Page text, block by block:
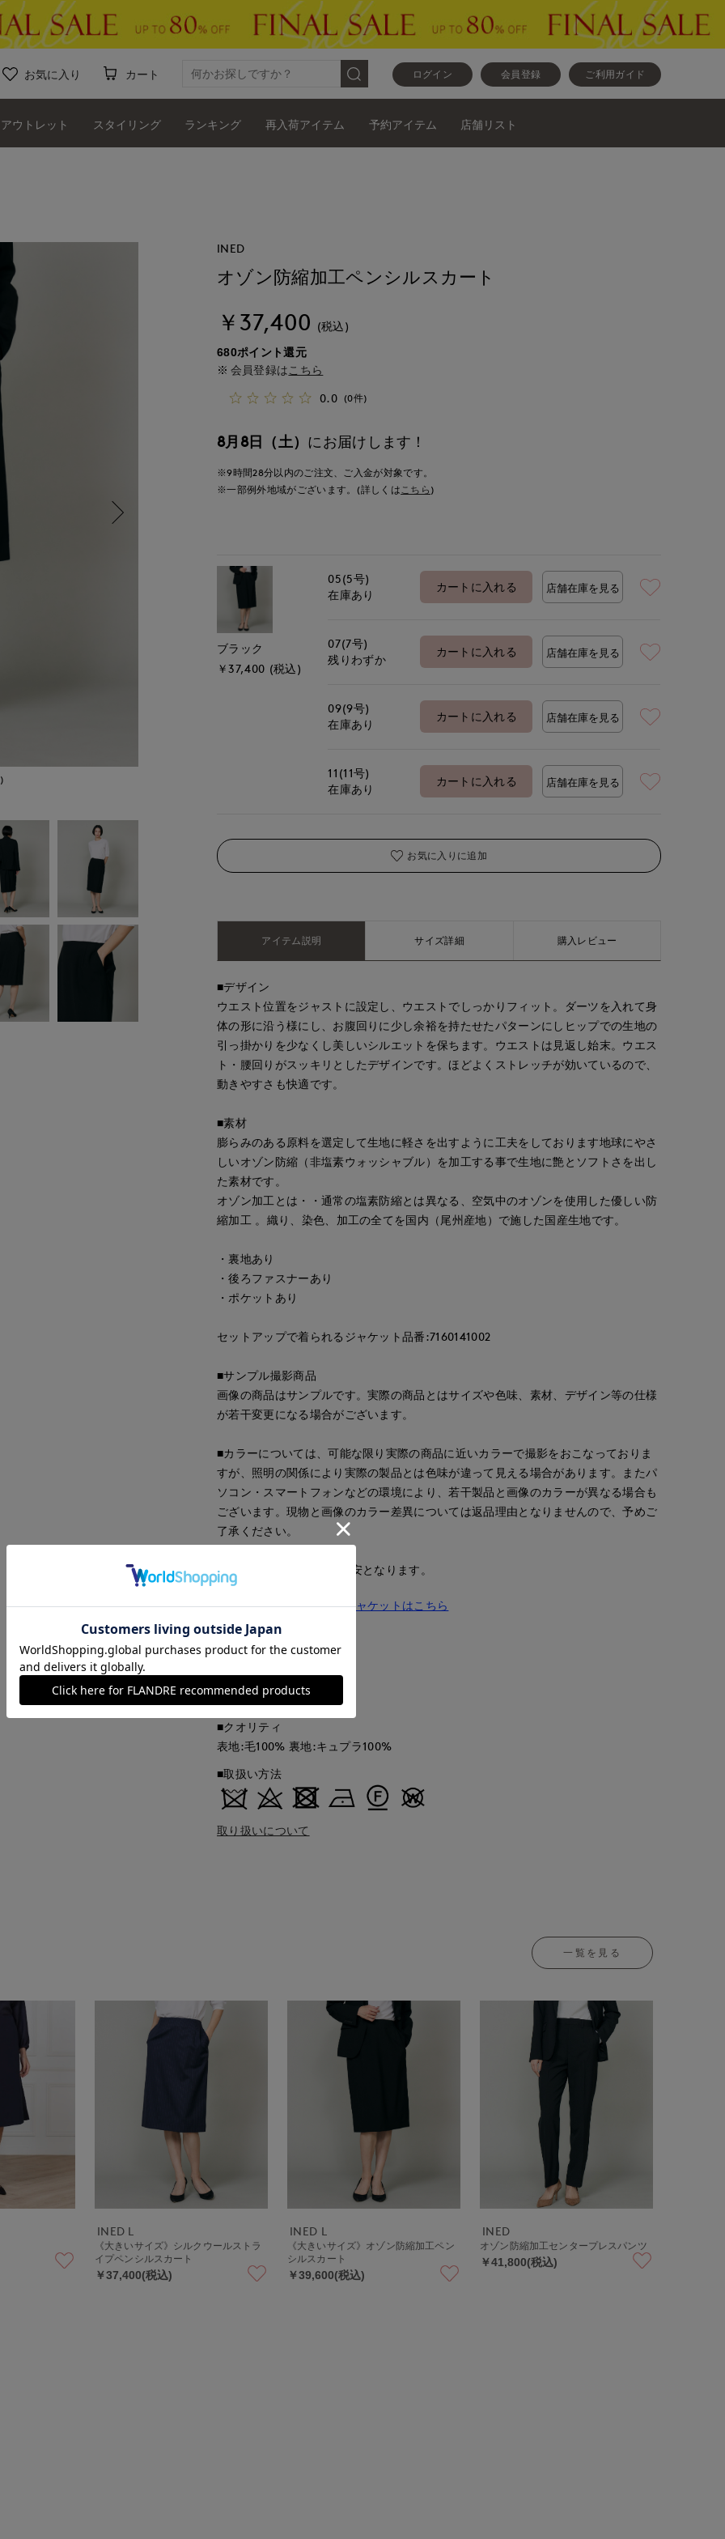
ログイン 会員登録 ご利用ガイド
お気に入り カート
アウトレット スタイリング ランキング 再入荷アイテム 予約アイテム 店舗リスト
INED
オゾン防縮加工ペンシルスカート
￥37,400 (税込)
680ポイント還元
会員登録は こちら
0.0 (0件)
8月8日（土） にお届けします！
※9時間28分以内のご注文、ご入金が対象です。
※一部例外地域がございます。(詳しくはこちら )
ブラック
￥37,400 (税込)
05(5号)
在庫あり
カートに入れる 店舗在庫を見る
07(7号)
残りわずか
カートに入れる 店舗在庫を見る
09(9号)
在庫あり
カートに入れる 店舗在庫を見る
11(11号)
在庫あり
カートに入れる 店舗在庫を見る
お気に入りに追加
アイテム説明 サイズ詳細 購入レビュー
■デザイン
ウエスト位置をジャストに設定し、ウエストでしっかりフィット。ダーツを入れて身
体の形に沿う様にし、お腹回りに少し余裕を持たせたパターンにしヒップでの生地の
引っ掛かりを少なくし美しいシルエットを保ちます。ウエストは見返し始末。ウエス
ト・腰回りがスッキリとしたデザインです。ほどよくストレッチが効いているので、
動きやすさも快適です。
■素材
膨らみのある原料を選定して生地に軽さを出すように工夫をしております地球にやさ
しいオゾン防縮（非塩素ウォッシャブル）を加工する事で生地に艶とソフトさを出し
た素材です。
オゾン加工とは・・通常の塩素防縮とは異なる、空気中のオゾンを使用した優しい防
縮加工 。織り、染色、加工の全てを国内（尾州産地）で施した国産生地です。
・裏地あり
・後ろファスナーあり
・ポケットあり
セットアップで着られるジャケット品番:7160141002
■サンプル撮影商品
画像の商品はサンプルです。実際の商品とはサイズや色味、素材、デザイン等の仕様
が若干変更になる場合がございます。
■カラーについては、可能な限り実際の商品に近いカラーで撮影をおこなっておりま
すが、照明の関係により実際の製品とは色味が違って見える場合があります。またパ
ソコン・スマートフォンなどの環境により、若干製品と画像のカラーが異なる場合も
ございます。現物と画像のカラー差異については返品理由となりませんので、予めご
了承ください。
■サイズ表記はあくまで目安となります。
セットアップで着られるジャケットはこちら
■品番
60152002
■原産国
中国製
■クオリティ
表地:毛100% 裏地:キュプラ100%
■取扱い方法
取り扱いについて
一覧を見る
INED L
《大きいサイズ》シルクウールストラ
イプペンシルスカート
￥37,400(税込)
INED L
《大きいサイズ》オゾン防縮加工ペン
シルスカート
￥39,600(税込)
INED
オゾン防縮加工センタープレスパンツ
￥41,800(税込)